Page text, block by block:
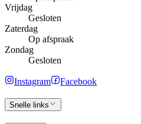
Vrijdag
Gesloten
Zaterdag
Op afspraak
Zondag
Gesloten
Instagram Facebook
Snelle links